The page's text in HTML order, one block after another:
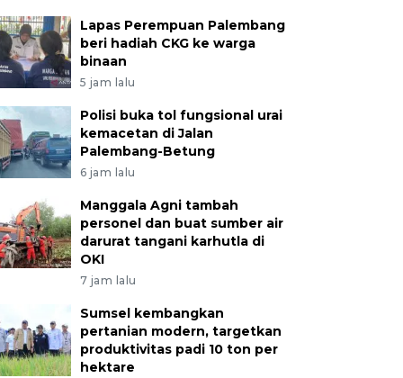
Lapas Perempuan Palembang
beri hadiah CKG ke warga
binaan
5 jam lalu
Polisi buka tol fungsional urai
kemacetan di Jalan
Palembang-Betung
6 jam lalu
Manggala Agni tambah
personel dan buat sumber air
darurat tangani karhutla di
OKI
7 jam lalu
Sumsel kembangkan
pertanian modern, targetkan
produktivitas padi 10 ton per
hektare